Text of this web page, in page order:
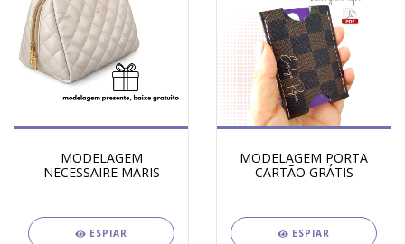
MODELAGEM
NECESSAIRE MARIS
ESPIAR
MODELAGEM PORTA
CARTÃO GRÁTIS
ESPIAR